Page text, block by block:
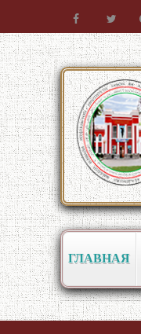
ГЛАВНАЯ